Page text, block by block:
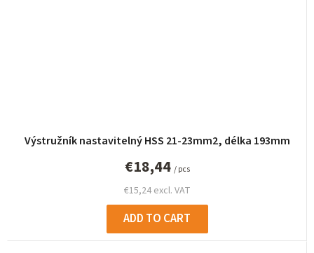
Výstružník nastavitelný HSS 21-23mm2, délka 193mm
€15,24 excl. VAT
€18,44 / pcs
ADD TO CART